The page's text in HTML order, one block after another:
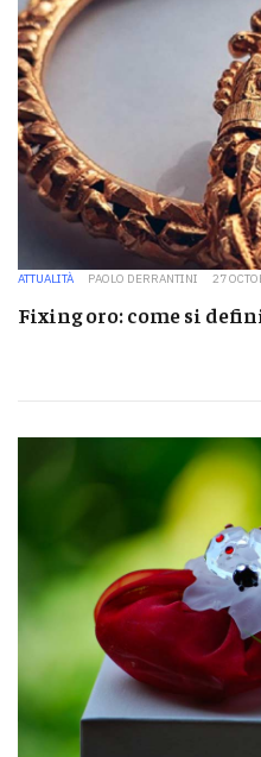
ATTUALITÀ PAOLO DERRANTINI 27
Fixing oro: come si